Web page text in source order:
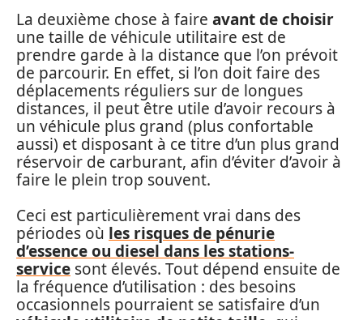
La deuxième chose à faire avant de choisir
une taille de véhicule utilitaire est de
prendre garde à la distance que l’on prévoit
de parcourir. En effet, si l’on doit faire des
déplacements réguliers sur de longues
distances, il peut être utile d’avoir recours à
un véhicule plus grand (plus confortable
aussi) et disposant à ce titre d’un plus grand
réservoir de carburant, afin d’éviter d’avoir à
faire le plein trop souvent.
Ceci est particulièrement vrai dans des
périodes où les risques de pénurie
d’essence ou diesel dans les stations-
service sont élevés. Tout dépend ensuite de
la fréquence d’utilisation : des besoins
occasionnels pourraient se satisfaire d’un